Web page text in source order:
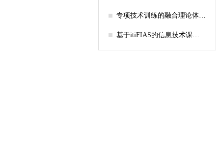
径探析
专项技术训练的融合理论体系
基于itiFIAS的信息技术课堂